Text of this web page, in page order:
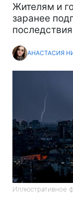
Жителям и
заранее
АНАСТАСИЯ
Иллюстративное